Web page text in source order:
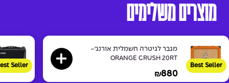
מוצרים משלימים
Best Seller
מגבר לגיטרה חשמלית אורנג'-
ORANGE CRUSH 20RT
₪880
Seller